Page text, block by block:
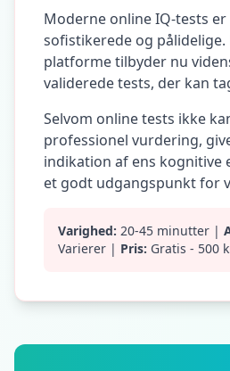
Moderne online IQ-tests
sofistikerede og pålidelige.
platforme tilbyder nu
validerede tests, der kan
Selvom online tests ikke
professionel vurdering,
indikation af ens kognitive
et godt udgangspunkt for
Varighed: 20-45 minutter |
Varierer | Pris: Gratis - 500